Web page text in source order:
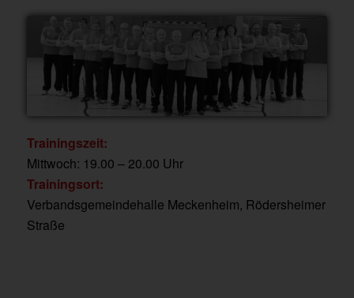
Trainingszeit:
Mittwoch: 19.00 – 20.00 Uhr
Trainingsort:
Verbandsgemeindehalle Meckenheim, Rödersheimer
Straße